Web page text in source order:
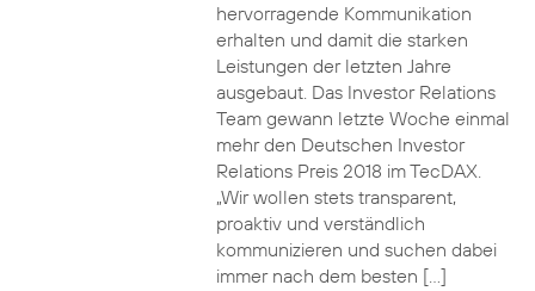
hervorragende Kommunikation
erhalten und damit die starken
Leistungen der letzten Jahre
ausgebaut. Das Investor Relations
Team gewann letzte Woche einmal
mehr den Deutschen Investor
Relations Preis 2018 im TecDAX.
„Wir wollen stets transparent,
proaktiv und verständlich
kommunizieren und suchen dabei
immer nach dem besten […]